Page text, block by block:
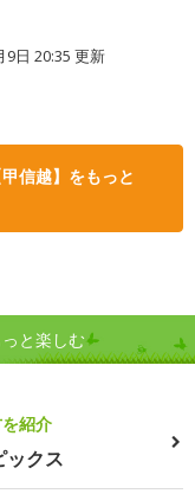
9日 20:35 更新
信越】をもっと
と楽しむ
紹介
ックス